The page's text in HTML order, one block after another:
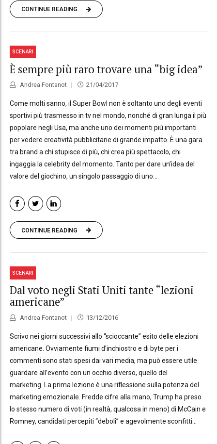
CONTINUE READING
SCENARI
È sempre più raro trovare una “big idea”
Andrea Fontanot 21/04/2017
Come molti sanno, il Super Bowl non è soltanto uno degli eventi
sportivi più trasmesso in tv nel mondo, nonché di gran lunga il più
popolare negli Usa, ma anche uno dei momenti più importanti
per vedere creatività pubblicitarie di grande impatto. È una gara
tra brand a chi stupisce di più, chi crea più spettacolo, chi
ingaggia la celebrity del momento. Tanto per dare un’idea del
valore del giochino, un singolo passaggio di uno...
CONTINUE READING
SCENARI
Dal voto negli Stati Uniti tante “lezioni
americane”
Andrea Fontanot 13/12/2016
Scrivo nei giorni successivi allo “scioccante” esito delle elezioni
americane. Ovviamente fiumi d’inchiostro e di byte per i
commenti sono stati spesi dai vari media, ma può essere utile
guardare all’evento con un occhio diverso, quello del
marketing. La prima lezione è una riflessione sulla potenza del
marketing emozionale. Fredde cifre alla mano, Trump ha preso
lo stesso numero di voti (in realtà, qualcosa in meno) di McCain e
Romney, candidati percepiti “deboli” e agevolmente sconfitti...